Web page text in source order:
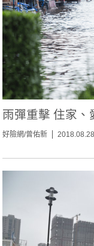
雨彈重擊 住家、
好險網/曾佑新 2018.08.28